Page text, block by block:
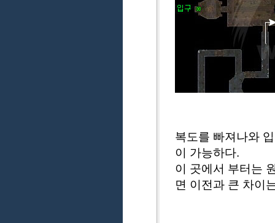
복도를 빠져나와
이 가능하다.
이 곳에서 부터는
면 이전과 큰 차이